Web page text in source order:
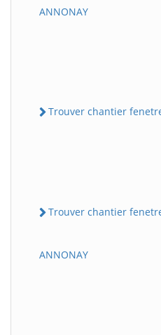
ANNONAY
Trouver chantier
Trouver chantier fenetre
ANNONAY